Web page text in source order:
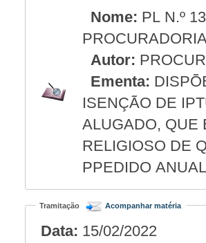
Nome: PL N.º
Autor:
Ementa:
ISENÇÃO DE
ALUGADO, QUE
RELIGIOSO DE
PPEDIDO
Tramitação Acompanhar matéria
Data: 15/02/2022